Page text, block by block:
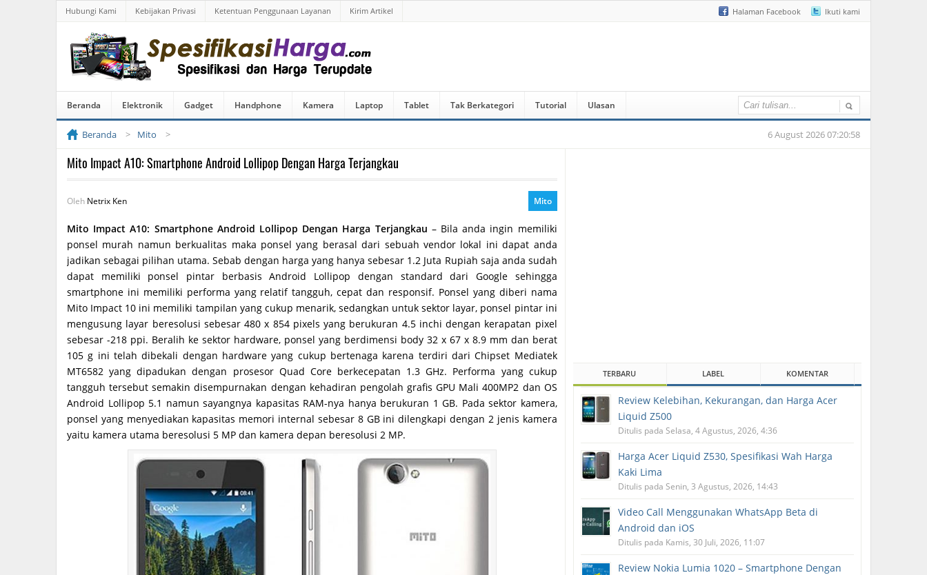
Halaman Facebook Ikuti kami
Hubungi Kami Kebijakan Privasi Ketentuan Penggunaan Layanan Kirim Artikel
Beranda Elektronik Gadget Handphone Kamera Laptop Tablet Tak Berkategori Tutorial Ulasan
Beranda Mito 6 August 2026 07:20:58
Mito Impact A10: Smartphone Android Lollipop Dengan Harga Terjangkau
Oleh Netrix Ken Mito
Mito Impact A10: Smartphone Android Lollipop Dengan Harga Terjangkau – Bila anda ingin memiliki
ponsel murah namun berkualitas maka ponsel yang berasal dari sebuah vendor lokal ini dapat anda
jadikan sebagai pilihan utama. Sebab dengan harga yang hanya sebesar 1.2 Juta Rupiah saja anda sudah
dapat memiliki ponsel pintar berbasis Android Lollipop dengan standard dari Google sehingga
smartphone ini memiliki performa yang relatif tangguh, cepat dan responsif. Ponsel yang diberi nama
Mito Impact 10 ini memiliki tampilan yang cukup menarik, sedangkan untuk sektor layar, ponsel pintar ini
mengusung layar beresolusi sebesar 480 x 854 pixels yang berukuran 4.5 inchi dengan kerapatan pixel
sebesar -218 ppi. Beralih ke sektor hardware, ponsel yang berdimensi body 32 x 67 x 8.9 mm dan berat
105 g ini telah dibekali dengan hardware yang cukup bertenaga karena terdiri dari Chipset Mediatek
MT6582 yang dipadukan dengan prosesor Quad Core berkecepatan 1.3 GHz. Performa yang cukup
tangguh tersebut semakin disempurnakan dengan kehadiran pengolah grafis GPU Mali 400MP2 dan OS
Android Lollipop 5.1 namun sayangnya kapasitas RAM-nya hanya berukuran 1 GB. Pada sektor kamera,
ponsel yang menyediakan kapasitas memori internal sebesar 8 GB ini dilengkapi dengan 2 jenis kamera
yaitu kamera utama beresolusi 5 MP dan kamera depan beresolusi 2 MP.
TERBARU LABEL KOMENTAR
Review Kelebihan, Kekurangan, dan Harga Acer
Liquid Z500
Ditulis pada Selasa, 4 Agustus, 2026, 4:36
Harga Acer Liquid Z530, Spesifikasi Wah Harga
Kaki Lima
Ditulis pada Senin, 3 Agustus, 2026, 14:43
Video Call Menggunakan WhatsApp Beta di
Android dan iOS
Ditulis pada Kamis, 30 Juli, 2026, 11:07
Review Nokia Lumia 1020 – Smartphone Dengan